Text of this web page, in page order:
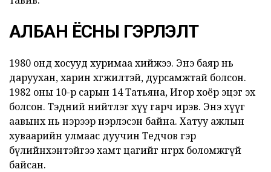
АЛБАН ЁСНЫ ГЭРЛЭЛТ
1980 онд хосууд хуримаа хийжээ. Энэ баяр нь
даруухан, харин хөгжилтэй, дурсамжтай болсон.
1982 оны 10-р сарын 14 Татьяна, Игор хоёр эцэг эх
болсон. Тэдний нийтлэг хүү гарч ирэв. Энэ хүүг
аавынх нь нэрээр нэрлэсэн байна. Хатуу ажлын
хуваарийн улмаас дуучин Тедчов гэр
бүлийнхэнтэйгээ хамт цагийг өнгөрөөх боломжгүй
байсан.